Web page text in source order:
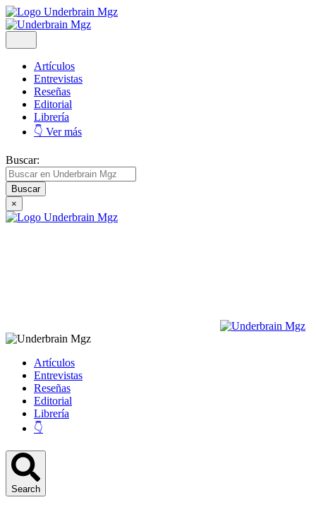
Artículos
Entrevistas
Reseñas
Editorial
Librería
👇 Ver más
Buscar:
×
Artículos
Entrevistas
Reseñas
Editorial
Librería
👇
Search